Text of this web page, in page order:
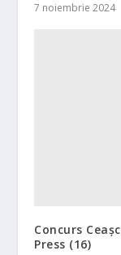
7 noiembrie 2024
Concurs
Press (16)